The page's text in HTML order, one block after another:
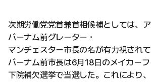
次期労働党党首兼首相候補としては、ア
バーナム前グレーター・
マンチェスター市長の名が有力視されて
バーナム前市長は6月18日のメイカー
下院補欠選挙で当選した。これにより、